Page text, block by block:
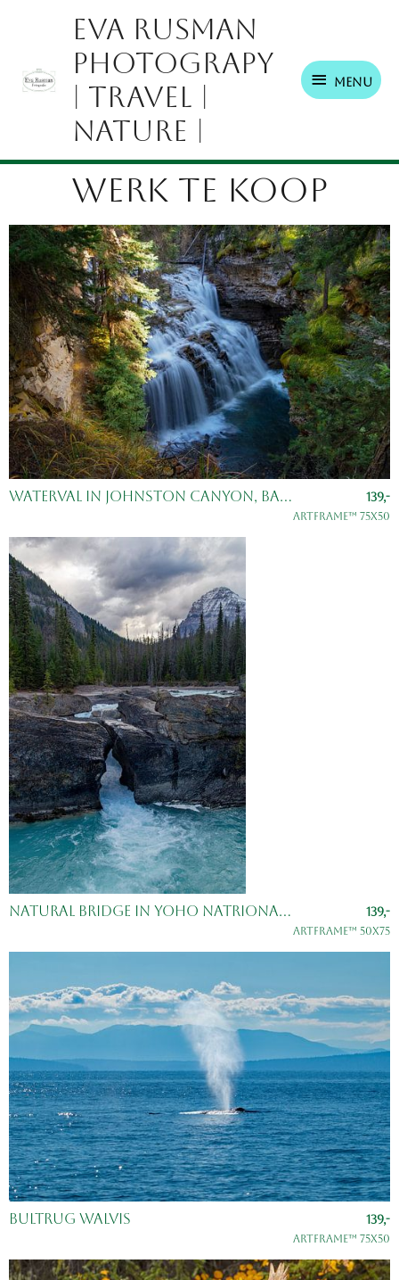
inhoud
Eva Rusman
Photograpy
| Travel |
Nature |
Menu
WERK TE KOOP
Waterval in Johnston Canyon, Banff, Canada 139,-
ArtFrame™ 75x50
Natural Bridge in Yoho Natrional Park, Canada 139,-
ArtFrame™ 50x75
Bultrug walvis 139,-
ArtFrame™ 75x50